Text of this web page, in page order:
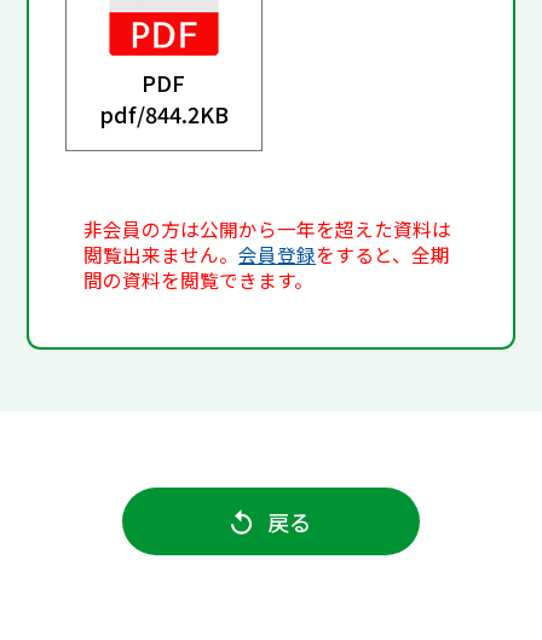
PDF
pdf/844.2KB
非会員の方は公開から一年を超えた資料は
閲覧出来ません。会員登録をすると、全期
間の資料を閲覧できます。
戻る